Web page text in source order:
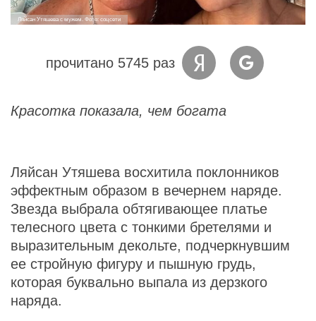
Ляйсан Утяшева с мужем. Фото: соцсети
прочитано 5745 раз
Красотка показала, чем богата
Ляйсан Утяшева восхитила поклонников
эффектным образом в вечернем наряде.
Звезда выбрала обтягивающее платье
телесного цвета с тонкими бретелями и
выразительным декольте, подчеркнувшим
ее стройную фигуру и пышную грудь,
которая буквально выпала из дерзкого
наряда.